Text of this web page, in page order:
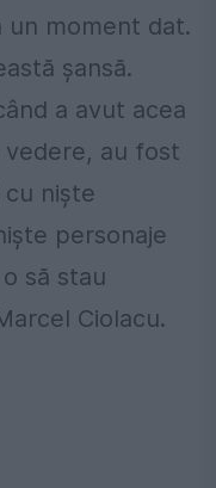
un moment dat.
șansă.
a avut acea
au fost
niște
personaje
să stau
Ciolacu.